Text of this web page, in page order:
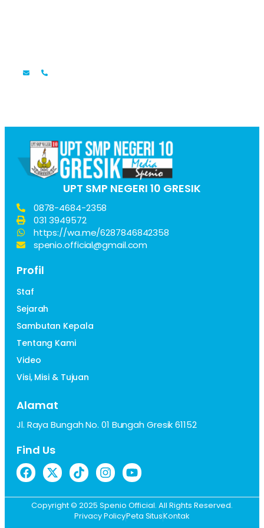
UPT SMP NEGERI 10 GRESIK
0878-4684-2358
031 3949572
https://wa.me/6287846842358
spenio.official@gmail.com
Profil
Staf
Sejarah
Sambutan Kepala
Tentang Kami
Video
Visi, Misi & Tujuan
Alamat
Jl. Raya Bungah No. 01 Bungah Gresik 61152
Find Us
Copyright © 2025 Spenio Official. All Rights Reserved.
Privacy PolicyPeta SitusKontak